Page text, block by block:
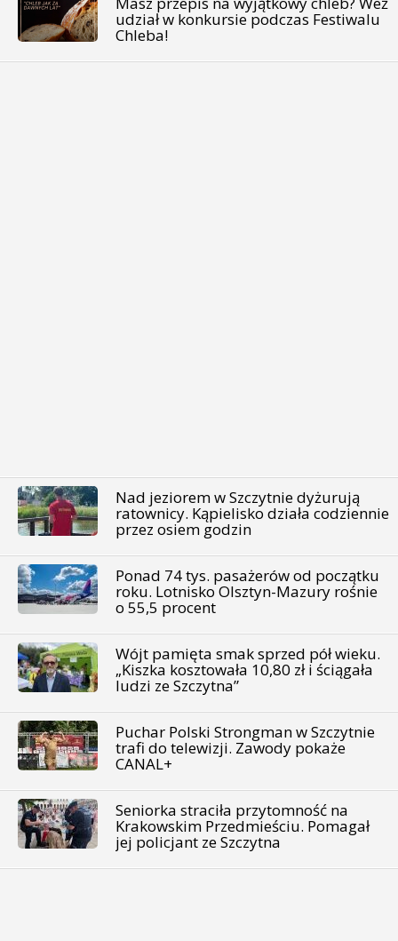
udział w konkursie podczas Festiwalu
Chleba!
Nad jeziorem w Szczytnie dyżurują
ratownicy. Kąpielisko działa codziennie
przez osiem godzin
Ponad 74 tys. pasażerów od początku
roku. Lotnisko Olsztyn-Mazury rośnie
o 55,5 procent
Wójt pamięta smak sprzed pół wieku.
„Kiszka kosztowała 10,80 zł i ściągała
ludzi ze Szczytna”
Puchar Polski Strongman w Szczytnie
trafi do telewizji. Zawody pokaże
CANAL+
Seniorka straciła przytomność na
Krakowskim Przedmieściu. Pomagał
jej policjant ze Szczytna